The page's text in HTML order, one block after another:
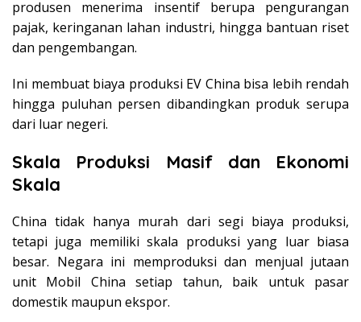
produsen menerima insentif berupa pengurangan
pajak, keringanan lahan industri, hingga bantuan riset
dan pengembangan.
Ini membuat biaya produksi EV China bisa lebih rendah
hingga puluhan persen dibandingkan produk serupa
dari luar negeri.
Skala Produksi Masif dan Ekonomi
Skala
China tidak hanya murah dari segi biaya produksi,
tetapi juga memiliki skala produksi yang luar biasa
besar. Negara ini memproduksi dan menjual jutaan
unit Mobil China setiap tahun, baik untuk pasar
domestik maupun ekspor.